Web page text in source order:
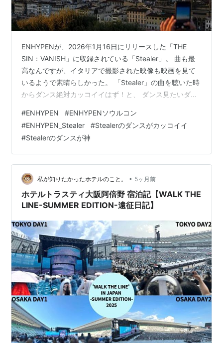
ENHYPENが、2026年1月16日にリリースした「THE
SIN：VANISH」に収録されている「Stealer」。 曲も最
高なんですが、イタリアで撮影された映像も映画を見て
いるようで素晴らしかった。 「Stealer」の曲を聴いた時
からダンス絶対カッコイイはず！と、 ダンス見たいダン
日、2日、3日とソウルで開催されたコンサートで披露さ
れ、見る事ができました。 解禁されたダンスは圧巻
（神）。 最高かよ。 ENGENE*1みんな、何回も見ちゃい
ますよね。 そしてソウルコンでのダンスが見れる様に！
あの時の逃走劇を思い出す演出。 S・t・e…
#ENHYPEN #ENHYPENソウルコン
#ENHYPEN_Stealer #Stealerのダンスがカッコイイ
#Stealerのダンスが神
私が知りたかったホテルのこと。 • 5ヶ月前
ホテルトラスティ大阪阿倍野 宿泊記【WALK THE
LINE-SUMMER EDITION-遠征日記】